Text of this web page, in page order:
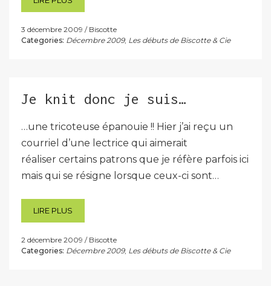
3 décembre 2009
Biscotte
Categories: Décembre 2009, Les débuts de Biscotte & Cie
Je knit donc je suis…
…une tricoteuse épanouie !! Hier j’ai reçu un
courriel d’une lectrice qui aimerait
réaliser certains patrons que je réfère parfois ici
mais qui se résigne lorsque ceux-ci sont…
LIRE PLUS
2 décembre 2009
Biscotte
Categories: Décembre 2009, Les débuts de Biscotte & Cie